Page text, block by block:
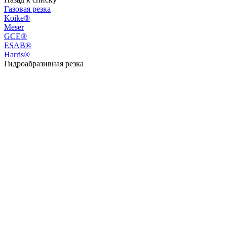
Газовая резка
Koike®
Meser
GCE®
ESAB®
Harris®
Гидроабразивная резка